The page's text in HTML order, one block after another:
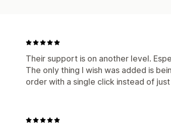
Their support is on another level.
The only thing I wish was added is
order with a single click instead of